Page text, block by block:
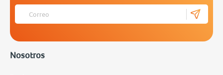
Nosotros